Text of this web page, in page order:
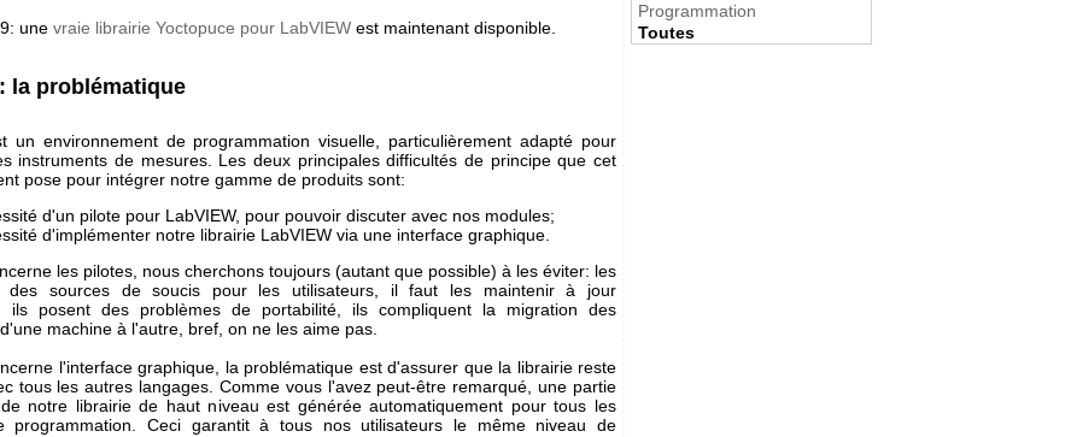
une vraie librairie Yoctopuce pour LabVIEW est maintenant disponible.
la problématique
un environnement de programmation visuelle, particulièrement adapté pour
instruments de mesures. Les deux principales difficultés de principe que cet
pose pour intégrer notre gamme de produits sont:
d'un pilote pour LabVIEW, pour pouvoir discuter avec nos modules;
d'implémenter notre librairie LabVIEW via une interface graphique.
les pilotes, nous cherchons toujours (autant que possible) à les éviter: les
des sources de soucis pour les utilisateurs, il faut les maintenir à jour
ils posent des problèmes de portabilité, ils compliquent la migration des
machine à l'autre, bref, on ne les aime pas.
l'interface graphique, la problématique est d'assurer que la librairie reste
tous les autres langages. Comme vous l'avez peut-être remarqué, une partie
notre librairie de haut niveau est générée automatiquement pour tous les
programmation. Ceci garantit à tous nos utilisateurs le même niveau de
Programmation
Toutes